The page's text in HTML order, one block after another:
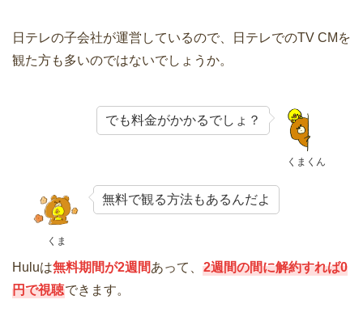
日テレの子会社が運営しているので、日テレでのTV CMを
観た方も多いのではないでしょうか。
くまくん
でも料金がかかるでしょ？
くま
無料で観る方法もあるんだよ
Huluは無料期間が2週間あって、 2週間の間に解約すれば0
円で視聴できます。